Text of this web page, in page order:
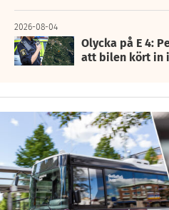
2026-08-04
Olycka på E 4:
att bilen kört in